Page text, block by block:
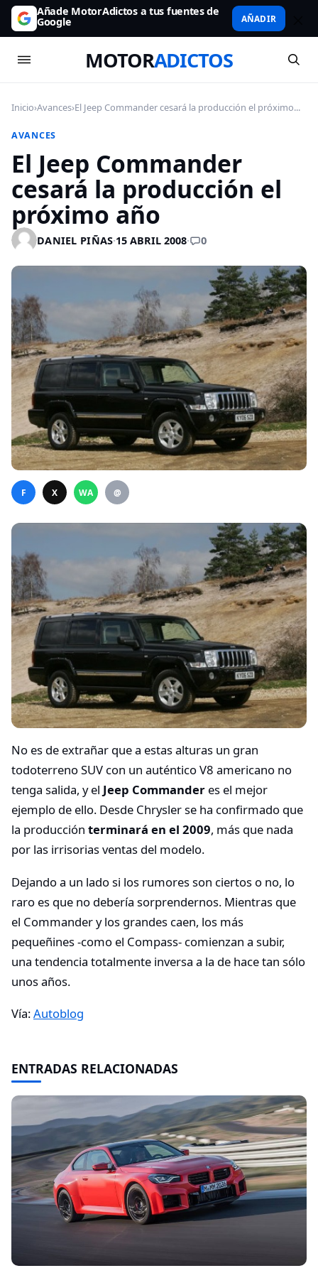
Añade MotorAdictos a tus fuentes de
Google AÑADIR
MOTORADICTOS
Inicio›Avances›El Jeep Commander cesará la producción el próximo...
AVANCES
El Jeep Commander
cesará la producción el
próximo año
DANIEL PIÑAS·15 ABRIL 2008· 0
F X WA @
No es de extrañar que a estas alturas un gran
todoterreno SUV con un auténtico V8 americano no
tenga salida, y el Jeep Commander es el mejor
ejemplo de ello. Desde Chrysler se ha confirmado que
la producción terminará en el 2009, más que nada
por las irrisorias ventas del modelo.
Dejando a un lado si los rumores son ciertos o no, lo
raro es que no debería sorprendernos. Mientras que
el Commander y los grandes caen, los más
pequeñines -como el Compass- comienzan a subir,
una tendencia totalmente inversa a la de hace tan sólo
unos años.
Vía:Autoblog
ENTRADAS RELACIONADAS